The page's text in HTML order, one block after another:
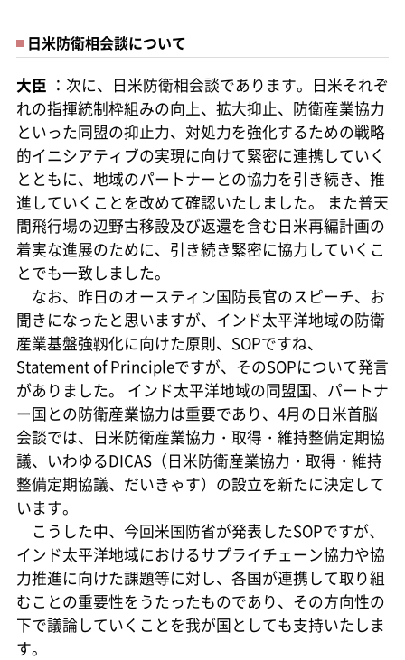
日米防衛相会談について
大臣 ：次に、日米防衛相会談であります。日米それぞ
れの指揮統制枠組みの向上、拡大抑止、防衛産業協力
といった同盟の抑止力、対処力を強化するための戦略
的イニシアティブの実現に向けて緊密に連携していく
とともに、地域のパートナーとの協力を引き続き、推
進していくことを改めて確認いたしました。 また普天
間飛行場の辺野古移設及び返還を含む日米再編計画の
着実な進展のために、引き続き緊密に協力していくこ
とでも一致しました。
なお、昨日のオースティン国防長官のスピーチ、お
聞きになったと思いますが、インド太平洋地域の防衛
産業基盤強靱化に向けた原則、SOPですね、
Statement of Principleですが、そのSOPについて発言
がありました。 インド太平洋地域の同盟国、パートナ
ー国との防衛産業協力は重要であり、4月の日米首脳
会談では、日米防衛産業協力・取得・維持整備定期協
議、いわゆるDICAS（日米防衛産業協力・取得・維持
整備定期協議、だいきゃす）の設立を新たに決定して
います。
こうした中、今回米国防省が発表したSOPですが、
インド太平洋地域におけるサプライチェーン協力や協
力推進に向けた課題等に対し、各国が連携して取り組
むことの重要性をうたったものであり、その方向性の
下で議論していくことを我が国としても支持いたしま
す。